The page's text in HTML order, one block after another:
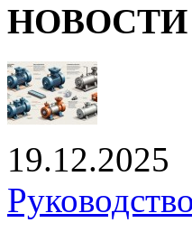
НОВОСТИ
19.12.2025